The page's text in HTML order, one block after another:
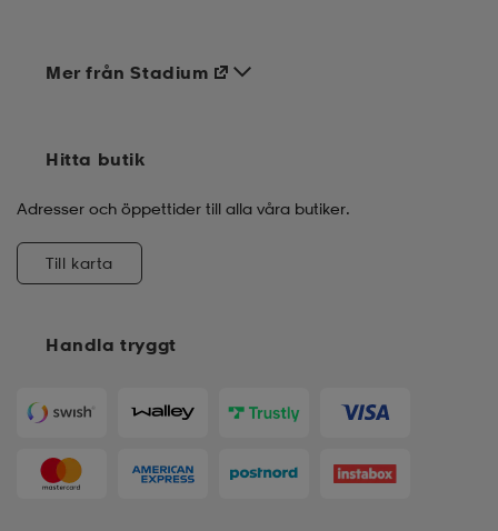
Handla tryggt
Mer från Stadium
Hitta butik
Adresser och öppettider till alla våra butiker.
Till karta